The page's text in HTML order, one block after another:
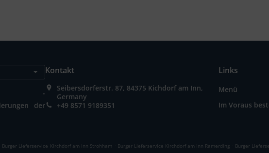
.
der
Kontakt
Seibersdorferstr. 87, 84375 Kichdorf am Inn,
Germany
+49 8571 9189351
Links
Menü
Im Voraus
Burger Lieferservice Kirchdorf am Inn Strohham . Burger Lieferservice Kirchdorf am Inn Ramerding . Burger